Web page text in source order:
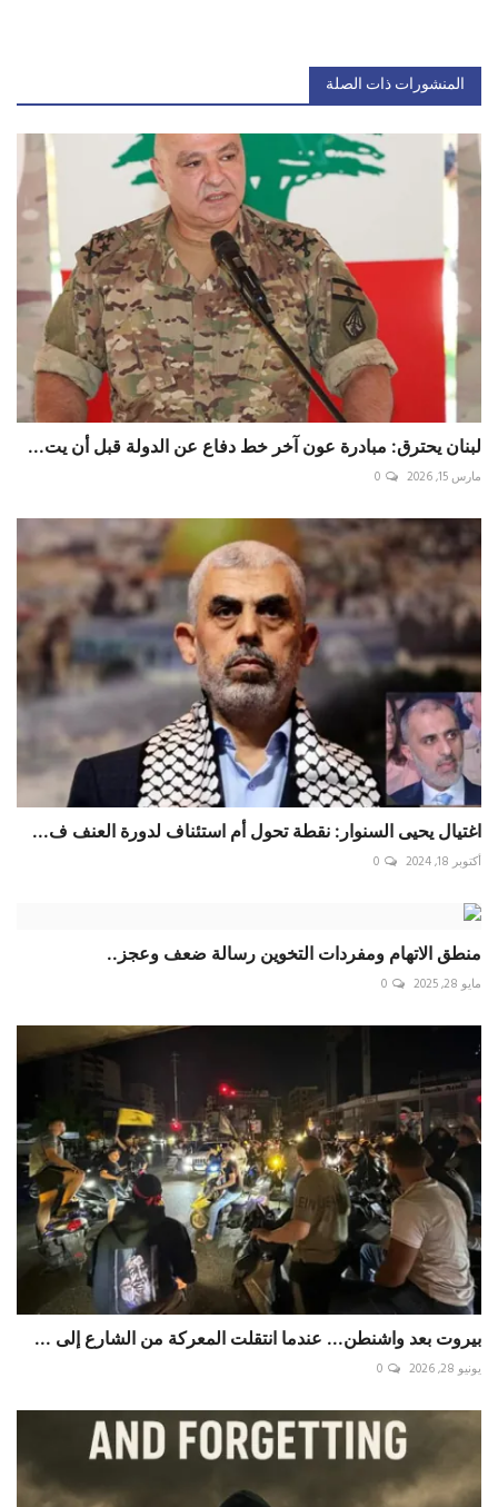
المنشورات ذات الصلة
لبنان يحترق: مبادرة عون آخر خط دفاع عن الدولة قبل أن يت...
مارس 15, 2026 0
اغتيال يحيى السنوار: نقطة تحول أم استئناف لدورة العنف ف...
أكتوبر 18, 2024 0
منطق الاتهام ومفردات التخوين رسالة ضعف وعجز..
مايو 28, 2025 0
بيروت بعد واشنطن... عندما انتقلت المعركة من الشارع إلى ...
يونيو 28, 2026 0